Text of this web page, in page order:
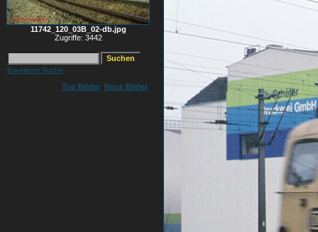
11742_120_03B_02-db.jpg
Zugriffe: 3442
Erweiterte Suche
Top Bilder Neue Bilder